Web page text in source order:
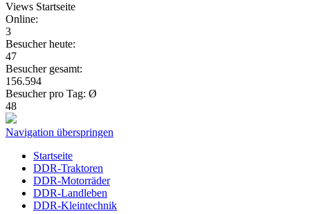
Views Startseite
Online:
3
Besucher heute:
47
Besucher gesamt:
156.594
Besucher pro Tag: Ø
48
Navigation überspringen
Startseite
DDR-Traktoren
DDR-Motorräder
DDR-Landleben
DDR-Kleintechnik